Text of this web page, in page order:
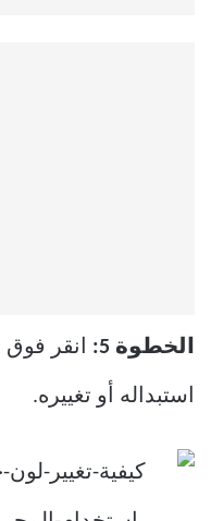
الخطوة 5: انقر فوق
استبداله أو تغييره.